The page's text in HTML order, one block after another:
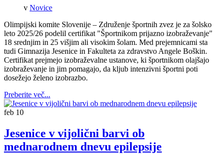
v Novice
Olimpijski komite Slovenije – Združenje športnih zvez je za šolsko
leto 2025/26 podelil certifikat "Športnikom prijazno izobraževanje"
18 srednjim in 25 višjim ali visokim šolam. Med prejemnicami sta
tudi Gimnazija Jesenice in Fakulteta za zdravstvo Angele Boškin.
Certifikat prejmejo izobraževalne ustanove, ki športnikom olajšajo
izobraževanje in jim pomagajo, da kljub intenzivni športni poti
dosežejo želeno izobrazbo.
Preberite več...
feb 10
Jesenice v vijolični barvi ob
mednarodnem dnevu epilepsije